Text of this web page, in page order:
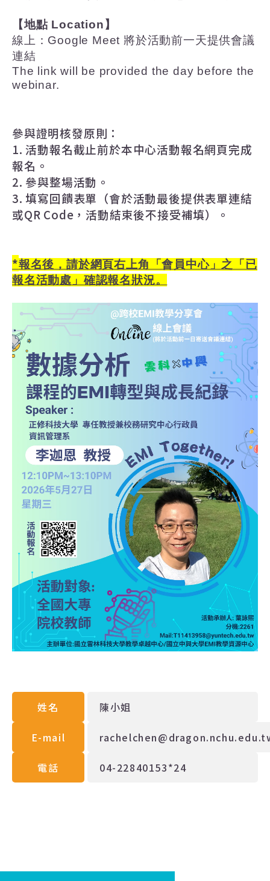
【地點 Location 】
線上： Google Meet 將於活動前一天提供會議
連結
The link will be provided the day before the
webinar.
參與證明核發原則：
1. 活動報名截止前於本中心活動報名網頁完成
報名。
2. 參與整場活動。
3. 填寫回饋表單（會於活動最後提供表單連結
或QR Code ，活動結束後不接受補填）。
*報名後，請於網頁右上角「會員中心」之「已
報名活動處」確認報名狀況。
姓名 陳小姐
E-mail
電話 04-22840153*24